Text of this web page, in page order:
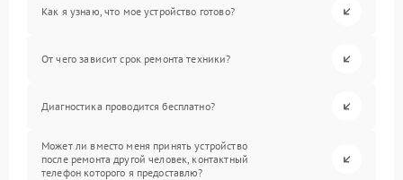
Как я узнаю, что мое устройство готово?
От чего зависит срок ремонта техники?
Диагностика проводится бесплатно?
Может ли вместо меня принять устройство
после ремонта другой человек, контактный
телефон которого я предоставлю?